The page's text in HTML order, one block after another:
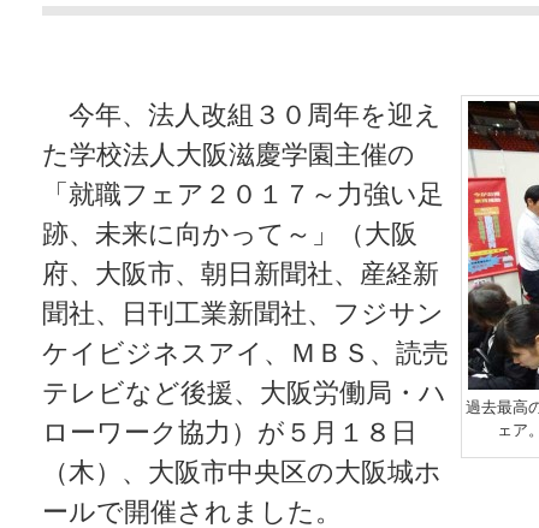
過去最高
ェア
今年、法人改組３０周年を迎え
た学校法人大阪滋慶学園主催の
「就職フェア２０１７～力強い足
跡、未来に向かって～」（大阪
府、大阪市、朝日新聞社、産経新
聞社、日刊工業新聞社、フジサン
ケイビジネスアイ、ＭＢＳ、読売
テレビなど後援、大阪労働局・ハ
ローワーク協力）が５月１８日
（木）、大阪市中央区の大阪城ホ
ールで開催されました。